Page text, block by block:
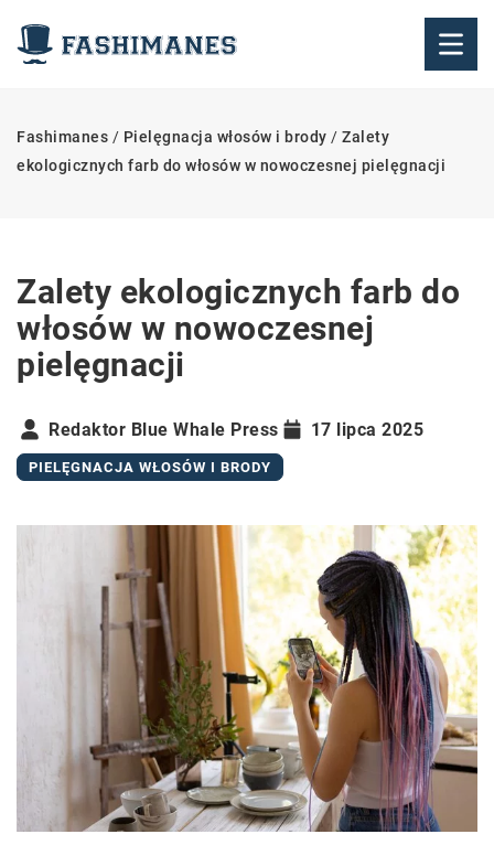
Fashimanes / Pielęgnacja włosów i brody / Zalety
ekologicznych farb do włosów w nowoczesnej pielęgnacji
Zalety ekologicznych farb do
włosów w nowoczesnej
pielęgnacji
Redaktor Blue Whale Press 17 lipca 2025
PIELĘGNACJA WŁOSÓW I BRODY